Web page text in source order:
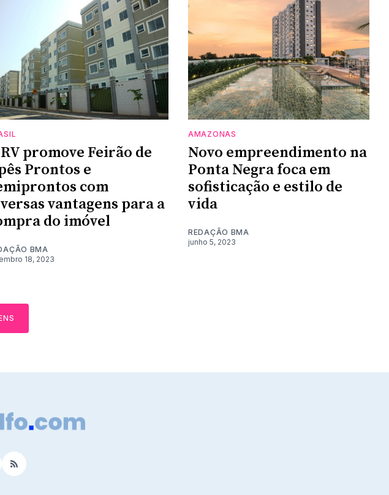
promove Feirão de
Prontos e
com
vantagens para a
do imóvel
BMA
18, 2023
AMAZONAS
Novo empreendimento na
Ponta Negra foca em
sofisticação e estilo de
vida
REDAÇÃO BMA
junho 5, 2023
RSS